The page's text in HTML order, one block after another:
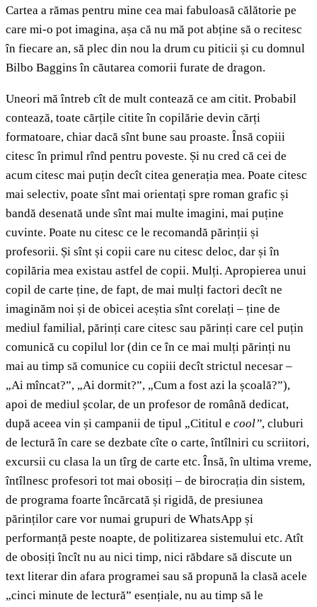
Cartea a rămas pentru mine cea mai fabuloasă călătorie pe
care mi-o pot imagina, așa că nu mă pot abține să o recitesc
în fiecare an, să plec din nou la drum cu piticii și cu domnul
Bilbo Baggins în căutarea comorii furate de dragon.
Uneori mă întreb cît de mult contează ce am citit. Probabil
contează, toate cărțile citite în copilărie devin cărți
formatoare, chiar dacă sînt bune sau proaste. Însă copiii
citesc în primul rînd pentru poveste. Și nu cred că cei de
acum citesc mai puțin decît citea generația mea. Poate citesc
mai selectiv, poate sînt mai orientați spre roman grafic și
bandă desenată unde sînt mai multe imagini, mai puține
cuvinte. Poate nu citesc ce le recomandă părinții și
profesorii. Și sînt și copii care nu citesc deloc, dar și în
copilăria mea existau astfel de copii. Mulți. Apropierea unui
copil de carte ține, de fapt, de mai mulți factori decît ne
imaginăm noi și de obicei aceștia sînt corelați – ține de
mediul familial, părinți care citesc sau părinți care cel puțin
comunică cu copilul lor (din ce în ce mai mulți părinți nu
mai au timp să comunice cu copiii decît strictul necesar –
„Ai mîncat?”, „Ai dormit?”, „Cum a fost azi la școală?”),
apoi de mediul școlar, de un profesor de română dedicat,
după aceea vin și campanii de tipul „Cititul e cool”, cluburi
de lectură în care se dezbate cîte o carte, întîlniri cu scriitori,
excursii cu clasa la un tîrg de carte etc. Însă, în ultima vreme,
întîlnesc profesori tot mai obosiți – de birocrația din sistem,
de programa foarte încărcată și rigidă, de presiunea
părinților care vor numai grupuri de WhatsApp și
performanță peste noapte, de politizarea sistemului etc. Atît
de obosiți încît nu au nici timp, nici răbdare să discute un
text literar din afara programei sau să propună la clasă acele
„cinci minute de lectură” esențiale, nu au timp să le